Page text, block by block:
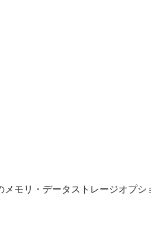
モリ・データストレージオプ